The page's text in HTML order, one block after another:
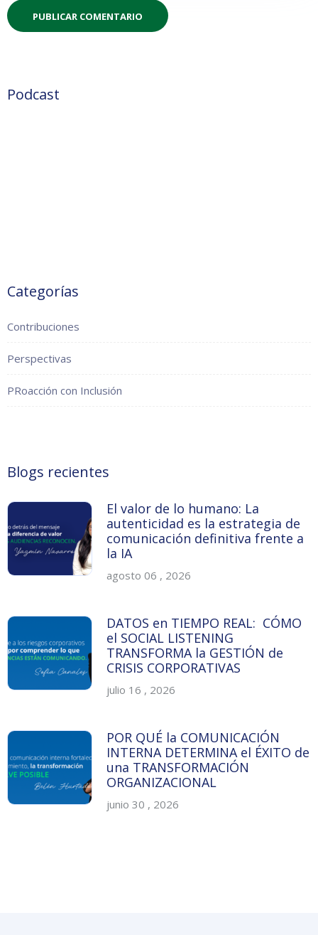
Podcast
Categorías
Contribuciones
Perspectivas
PRoacción con Inclusión
Blogs recientes
El valor de lo humano: La
autenticidad es la estrategia de
comunicación definitiva frente a
la IA
agosto 06 , 2026
DATOS en TIEMPO REAL: CÓMO
el SOCIAL LISTENING
TRANSFORMA la GESTIÓN de
CRISIS CORPORATIVAS
julio 16 , 2026
POR QUÉ la COMUNICACIÓN
INTERNA DETERMINA el ÉXITO de
una TRANSFORMACIÓN
ORGANIZACIONAL
junio 30 , 2026